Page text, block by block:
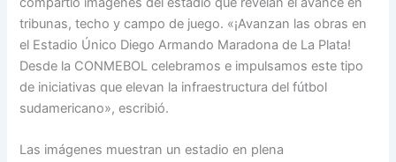
tribunas, techo y campo de juego. «¡Avanzan las obras en
el Estadio Único Diego Armando Maradona de La Plata!
Desde la CONMEBOL celebramos e impulsamos este tipo
de iniciativas que elevan la infraestructura del fútbol
sudamericano», escribió.
Las imágenes muestran un estadio en plena